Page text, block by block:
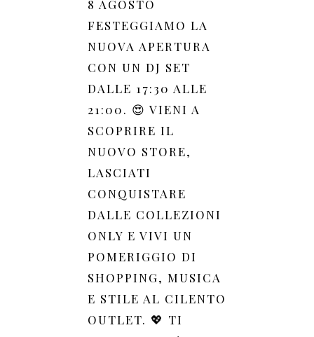
8 AGOSTO
FESTEGGIAMO LA
NUOVA APERTURA
CON UN DJ SET
DALLE 17:30 ALLE
21:00. 😍 VIENI A
SCOPRIRE IL
NUOVO STORE,
LASCIATI
CONQUISTARE
DALLE COLLEZIONI
ONLY E VIVI UN
POMERIGGIO DI
SHOPPING, MUSICA
E STILE AL CILENTO
OUTLET. 💖 TI